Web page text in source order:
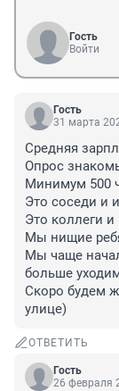
Гость
Войти
Гость
31 марта
Средняя
Опрос
Минимум 500
Это соседи и
Это коллеги
Мы нищие
Мы чаще
больше
Скоро будем
улице)
ОТВЕТИТЬ
Гость
26 февраля